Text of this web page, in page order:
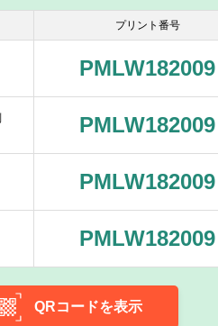
プリント番号
PMLW182009
PMLW182009
PMLW182009
PMLW182009
QRコードを表示